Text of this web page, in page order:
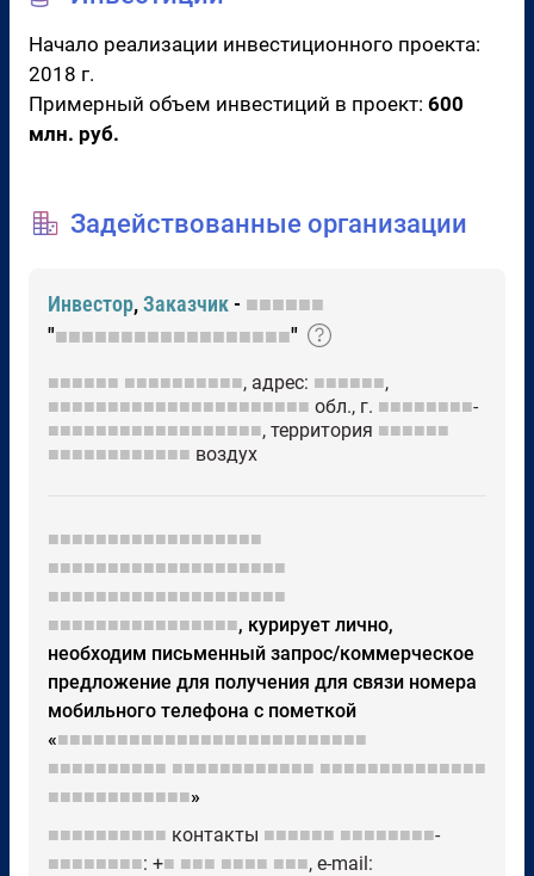
Начало реализации инвестиционного проекта:
2018 г.
Примерный объем инвестиций в проект: 600
млн. руб.
Задействованные организации
Инвестор,Заказчик - ■■■■■■
"■■■■■■■■■■■■■■■■■■"
■■■■■■ ■■■■■■■■■■, адрес: ■■■■■■,
■■■■■■■■■■■■■■■■■■■■■■ обл., г. ■■■■■■■■-
■■■■■■■■■■■■■■■■■■, территория ■■■■■■
■■■■■■■■■■■■ воздух
■■■■■■■■■■■■■■■■■■
■■■■■■■■■■■■■■■■■■■■
■■■■■■■■■■■■■■■■■■■■
■■■■■■■■■■■■■■■■, курирует лично,
необходим письменный запрос/коммерческое
предложение для получения для связи номера
мобильного телефона с пометкой
«■■■■■■■■■■■■■■■■■■■■■■■■■■
■■■■■■■■■■ ■■■■■■■■■■■■ ■■■■■■■■■■■■■■
■■■■■■■■■■■■»
■■■■■■■■■■ контакты ■■■■■■ ■■■■■■■■-
■■■■■■■■: +■ ■■■ ■■■■ ■■■, e-mail: